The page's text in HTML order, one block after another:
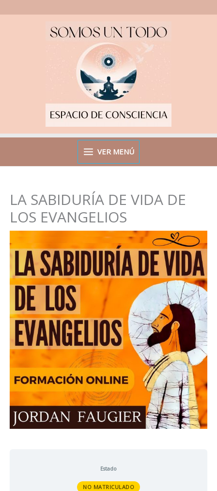
al
VER MENÚ
LA SABIDURÍA DE VIDA DE
LOS EVANGELIOS
Estado
NO MATRICULADO